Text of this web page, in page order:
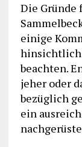
Die Gründe
einige
hinsichtlich
beachten.
jeher oder
bezüglich
ein